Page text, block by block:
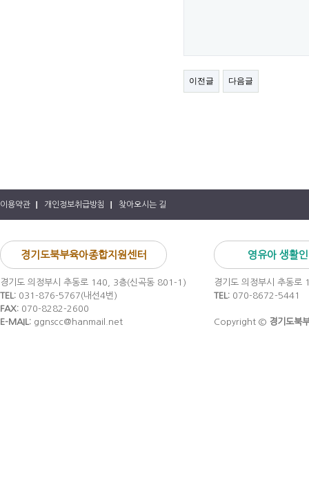
이전글 다음글
이용약관 개인정보취급방침 찾아오시는 길
경기도북부육아종합지원센터
경기도 의정부시 추동로 140, 3층(신곡동 801-1)
TEL: 031-876-5767(내선4번)
FAX: 070-8282-2600
E-MAIL: ggnscc@hanmail.net
영유아 생활
경기도 의정부시 추동
TEL: 070-8672-5441
Copyright © 경기도북